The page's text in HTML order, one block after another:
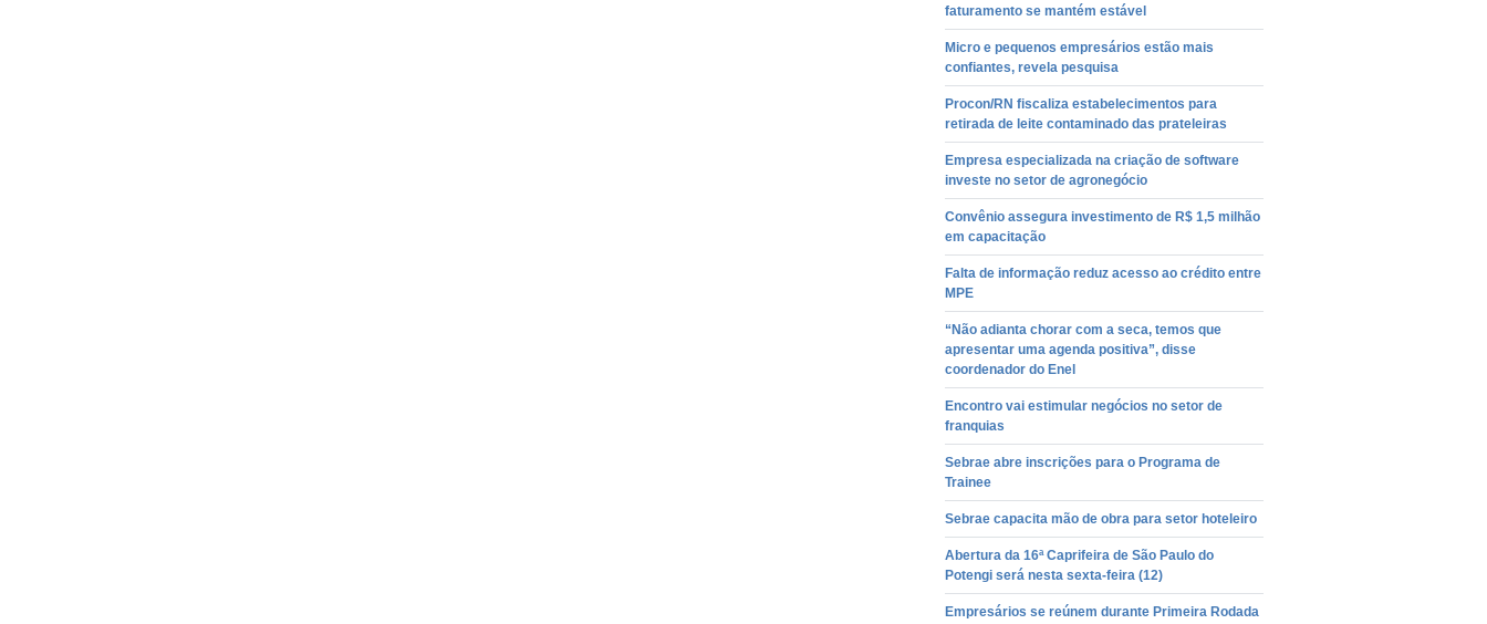
faturamento se mantém estável
Micro e pequenos empresários estão mais
confiantes, revela pesquisa
Procon/RN fiscaliza estabelecimentos para
retirada de leite contaminado das prateleiras
Empresa especializada na criação de software
investe no setor de agronegócio
Convênio assegura investimento de R$ 1,5 milhão
em capacitação
Falta de informação reduz acesso ao crédito entre
MPE
“Não adianta chorar com a seca, temos que
apresentar uma agenda positiva”, disse
coordenador do Enel
Encontro vai estimular negócios no setor de
franquias
Sebrae abre inscrições para o Programa de
Trainee
Sebrae capacita mão de obra para setor hoteleiro
Abertura da 16ª Caprifeira de São Paulo do
Potengi será nesta sexta-feira (12)
Empresários se reúnem durante Primeira Rodada